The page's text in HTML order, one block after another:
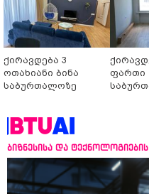
ქირავდება 3
ოთახიანი ბინა
საბურთალოზე
ფართი
ბიზნესისა და